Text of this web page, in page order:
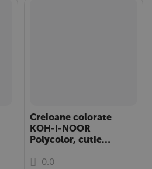
Creioane colorate
KOH-I-NOOR
Polycolor, cutie
0.0